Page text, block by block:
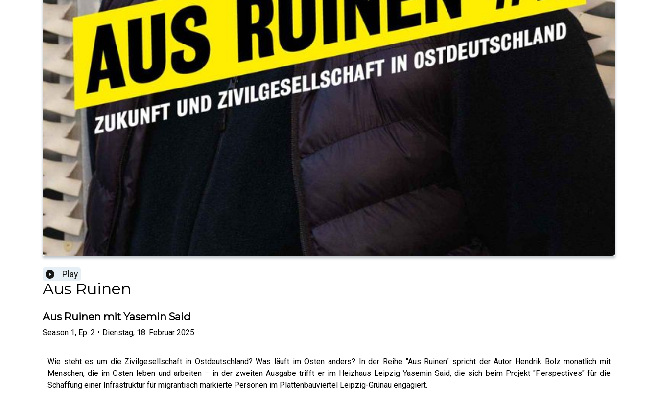
Play
Aus Ruinen
Aus Ruinen mit Yasemin Said
Season 1, Ep. 2 • Dienstag, 18. Februar 2025
Wie steht es um die Zivilgesellschaft in Ostdeutschland? Was läuft im Osten anders? In der Reihe "Aus Ruinen" spricht der Autor Hendrik Bolz monatlich mit
Menschen, die im Osten leben und arbeiten – in der zweiten Ausgabe trifft er im Heizhaus Leipzig Yasemin Said, die sich beim Projekt "Perspectives" für die
Schaffung einer Infrastruktur für migrantisch markierte Personen im Plattenbauviertel Leipzig-Grünau engagiert.